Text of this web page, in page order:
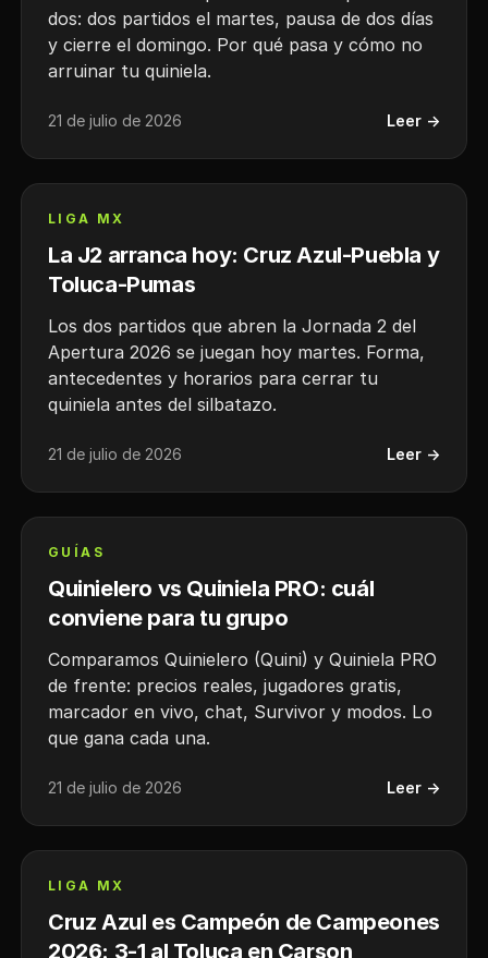
dos: dos partidos el martes, pausa de dos días
y cierre el domingo. Por qué pasa y cómo no
arruinar tu quiniela.
21 de julio de 2026 Leer →
LIGA MX
La J2 arranca hoy: Cruz Azul-Puebla y
Toluca-Pumas
Los dos partidos que abren la Jornada 2 del
Apertura 2026 se juegan hoy martes. Forma,
antecedentes y horarios para cerrar tu
quiniela antes del silbatazo.
21 de julio de 2026 Leer →
GUÍAS
Quinielero vs Quiniela PRO: cuál
conviene para tu grupo
Comparamos Quinielero (Quini) y Quiniela PRO
de frente: precios reales, jugadores gratis,
marcador en vivo, chat, Survivor y modos. Lo
que gana cada una.
21 de julio de 2026 Leer →
LIGA MX
Cruz Azul es Campeón de Campeones
2026: 3-1 al Toluca en Carson